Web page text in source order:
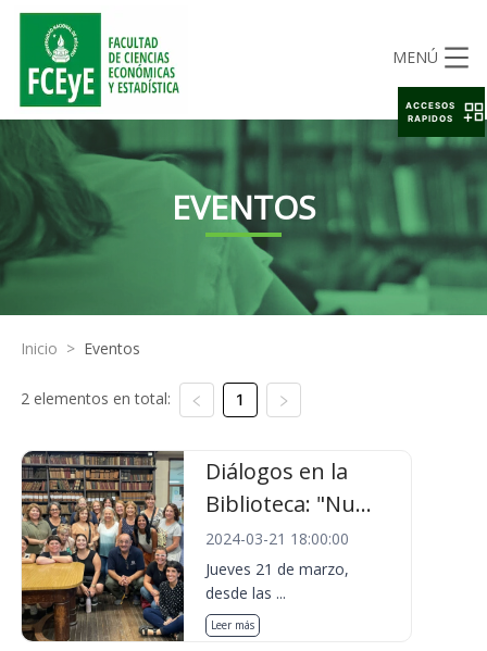
MENÚ
EVENTOS
Inicio > Eventos
2 elementos en total: 1
Diálogos en la
Biblioteca: "Nu...
2024-03-21 18:00:00
Jueves 21 de marzo,
desde las ...
Leer más
ACCESOS
RAPIDOS